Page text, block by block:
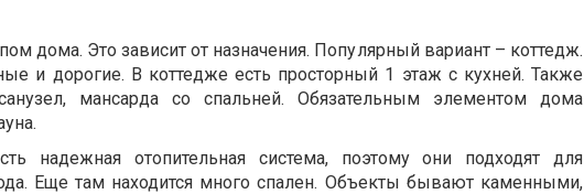
дома. Это зависит от назначения. Популярный вариант – коттедж.
и дорогие. В коттедже есть просторный 1 этаж с кухней. Также
санузел, мансарда со спальней. Обязательным элементом дома
надежная отопительная система, поэтому они подходят для
Еще там находится много спален. Объекты бывают каменными,